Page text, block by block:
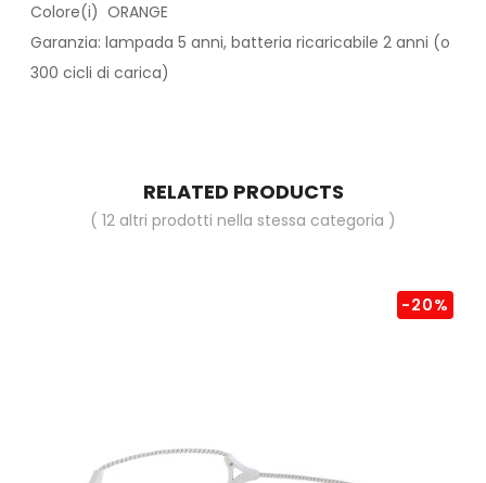
Colore(i) ORANGE
Garanzia: lampada 5 anni, batteria ricaricabile 2 anni (o
300 cicli di carica)
RELATED PRODUCTS
( 12 altri prodotti nella stessa categoria )
-20%